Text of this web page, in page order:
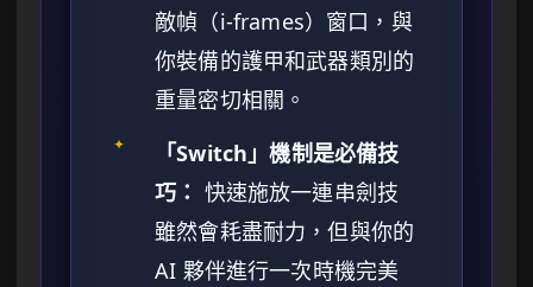
敵幀（i-frames）窗口，與
你裝備的護甲和武器類別的
重量密切相關。
✦
「Switch」機制是必備技
巧： 快速施放一連串劍技
雖然會耗盡耐力，但與你的
AI 夥伴進行一次時機完美